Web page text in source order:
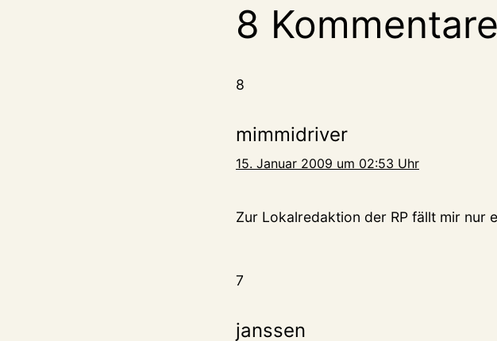
8 Kommentare
8
mimmidriver
15. Januar 2009 um 02:53 Uhr
Zur Lokalredaktion der RP fällt mir nur
7
janssen